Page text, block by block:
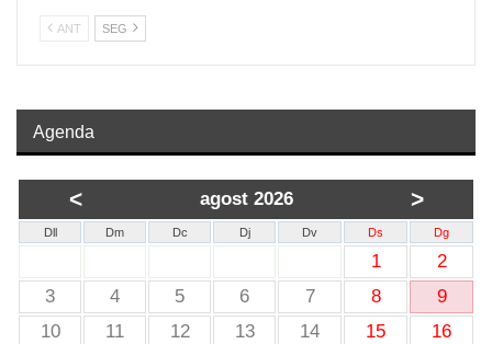
ANT SEG
Agenda
< agost 2026 >
Dll Dm Dc Dj Dv Ds Dg
1
2
3
4 5 6 7 8
9
10
11 12 13 14 15
16